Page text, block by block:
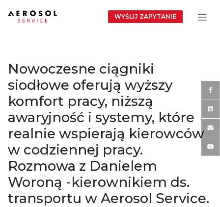
WYŚLIJ ZAPYTANIE
Nowoczesne ciągniki
siodłowe oferują wyższy
komfort pracy, niższą
awaryjność i systemy, które
realnie wspierają kierowców
w codziennej pracy.
Rozmowa z Danielem
Woroną -kierownikiem ds.
transportu w Aerosol Service.